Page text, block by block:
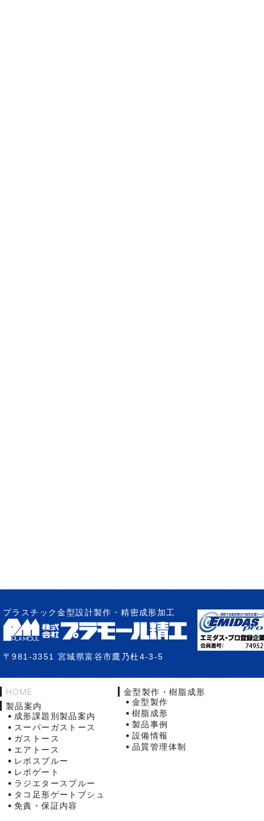
プラスチック金型設計製作・精密成形加工
〒981-3351 宮城県富谷市鷹乃杜4-3-5
HOME
製品案内
成形課題別製品案内
スーパーガストース
ガストース
エアトース
レボスプルー
レボゲート
ラジエタースプルー
タコ足形ゲートブシュ
免責・保証内容
金型製作・樹脂成形
金型製作
樹脂成形
製品事例
設備情報
品質管理体制